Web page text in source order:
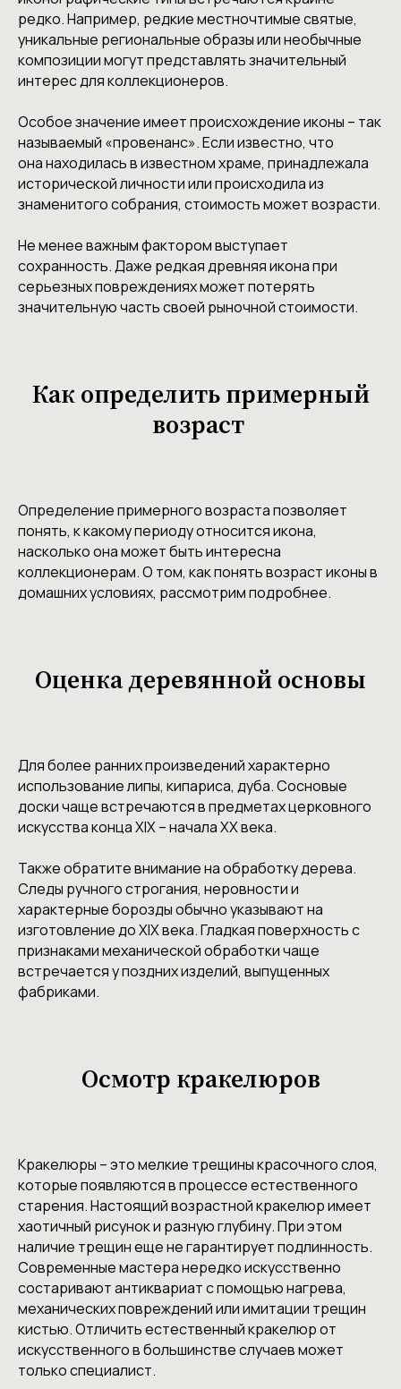
редко. Например, редкие местночтимые святые,
уникальные региональные образы или необычные
композиции могут представлять значительный
интерес для коллекционеров.
Особое значение имеет происхождение иконы – так
называемый «провенанс». Если известно, что
она находилась в известном храме, принадлежала
исторической личности или происходила из
знаменитого собрания, стоимость может возрасти.
Не менее важным фактором выступает
сохранность. Даже редкая древняя икона при
серьезных повреждениях может потерять
значительную часть своей рыночной стоимости.
Как определить примерный
возраст
Определение примерного возраста позволяет
понять, к какому периоду относится икона,
насколько она может быть интересна
коллекционерам. О том, как понять возраст иконы в
домашних условиях, рассмотрим подробнее.
Оценка деревянной основы
Для более ранних произведений характерно
использование липы, кипариса, дуба. Сосновые
доски чаще встречаются в предметах церковного
искусства конца XIX – начала XX века.
Также обратите внимание на обработку дерева.
Следы ручного строгания, неровности и
характерные борозды обычно указывают на
изготовление до XIX века. Гладкая поверхность с
признаками механической обработки чаще
встречается у поздних изделий, выпущенных
фабриками.
Осмотр кракелюров
Кракелюры – это мелкие трещины красочного слоя,
которые появляются в процессе естественного
старения. Настоящий возрастной кракелюр имеет
хаотичный рисунок и разную глубину. При этом
наличие трещин еще не гарантирует подлинность.
Современные мастера нередко искусственно
состаривают антиквариат с помощью нагрева,
механических повреждений или имитации трещин
кистью. Отличить естественный кракелюр от
искусственного в большинстве случаев может
только специалист.